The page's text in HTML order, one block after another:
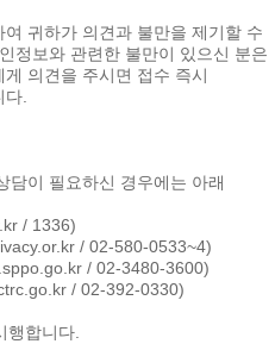
귀하가 의견과 불만을 제기할 수
정보와 관련한 불만이 있으신 분은
의견을 주시면 접수 즉시
.
담이 필요하신 경우에는 아래
/ 1336)
/ 02-580-0533~4)
/ 02-3480-3600)
/ 02-392-0330)
합니다.